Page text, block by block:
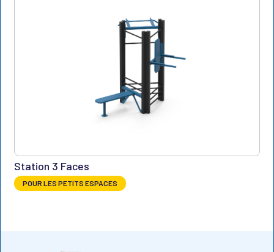
Station 3 Faces
POUR LES PETITS ESPACES